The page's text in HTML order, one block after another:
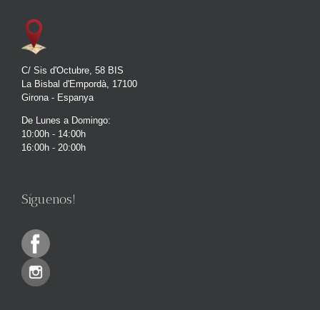
C/ Sis d'Octubre, 58 BIS
La Bisbal d'Empordà, 17100
Girona - Espanya
De Lunes a Domingo:
10:00h - 14:00h
16:00h - 20:00h
Síguenos!